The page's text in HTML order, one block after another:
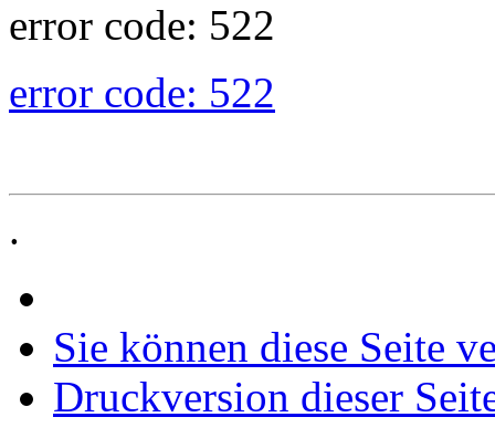
error code: 522
error code: 522
.
Sie können diese Seite
Druckversion dieser